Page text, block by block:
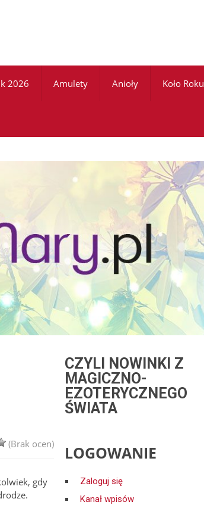
2026 Amulety Anioły Koło Roku
(Brak ocen)
gdy
CZYLI NOWINKI Z
MAGICZNO-
EZOTERYCZNEGO
ŚWIATA
LOGOWANIE
Zaloguj się
Kanał wpisów